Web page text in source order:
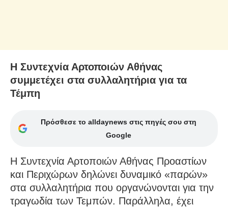
Η Συντεχνία Αρτοποιών Αθήνας
συμμετέχει στα συλλαλητήρια για τα
Τέμπη
Πρόσθεσε το alldaynews στις πηγές σου στη
Google
Η Συντεχνία Αρτοποιών Αθήνας Προαστίων
και Περιχώρων δηλώνει δυναμικό «παρών»
στα συλλαλητήρια που οργανώνονται για την
τραγωδία των Τεμπών. Παράλληλα, έχει